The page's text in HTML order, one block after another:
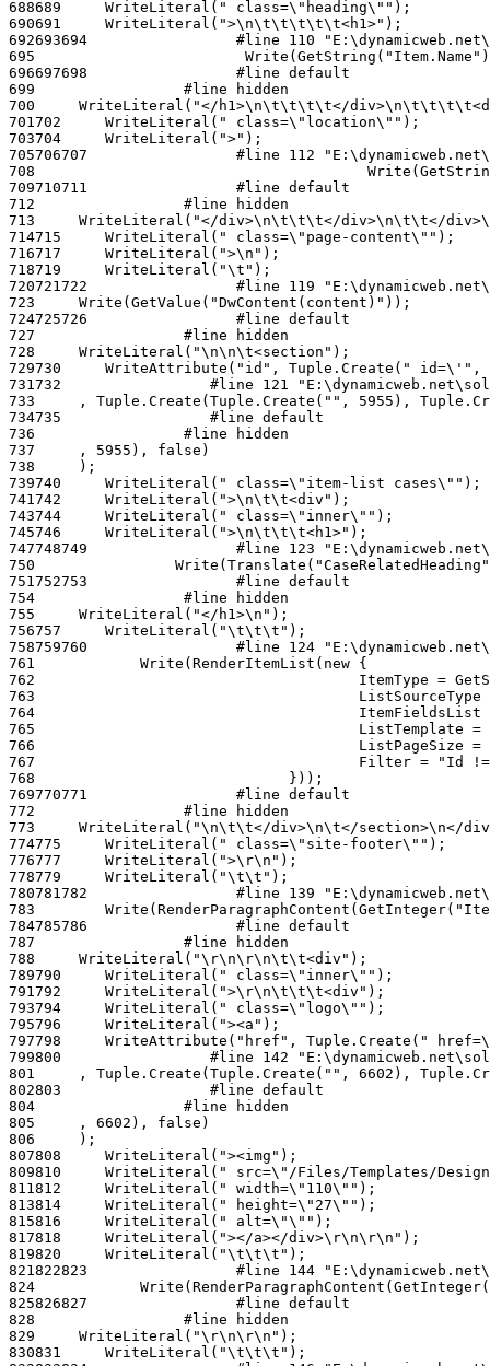
688689
690691
692693694
695
696697698
699
700
701702
703704
705706707
708
709710711
712
713
714715
716717
718719
720721722
723
724725726
727
728
729730
731732
733
734735
736
737
738
739740
741742
743744
745746
747748749
750
751752753
754
755
756757
758759760
761
762
763
764
765
766
767
768
769770771
772
773
774775
776777
778779
780781782
783
784785786
787
788
789790
791792
793794
795796
797798
799800
801
802803
804
805
806
807808
809810
811812
813814
815816
817818
819820
821822823
824
825826827
828
829
830831